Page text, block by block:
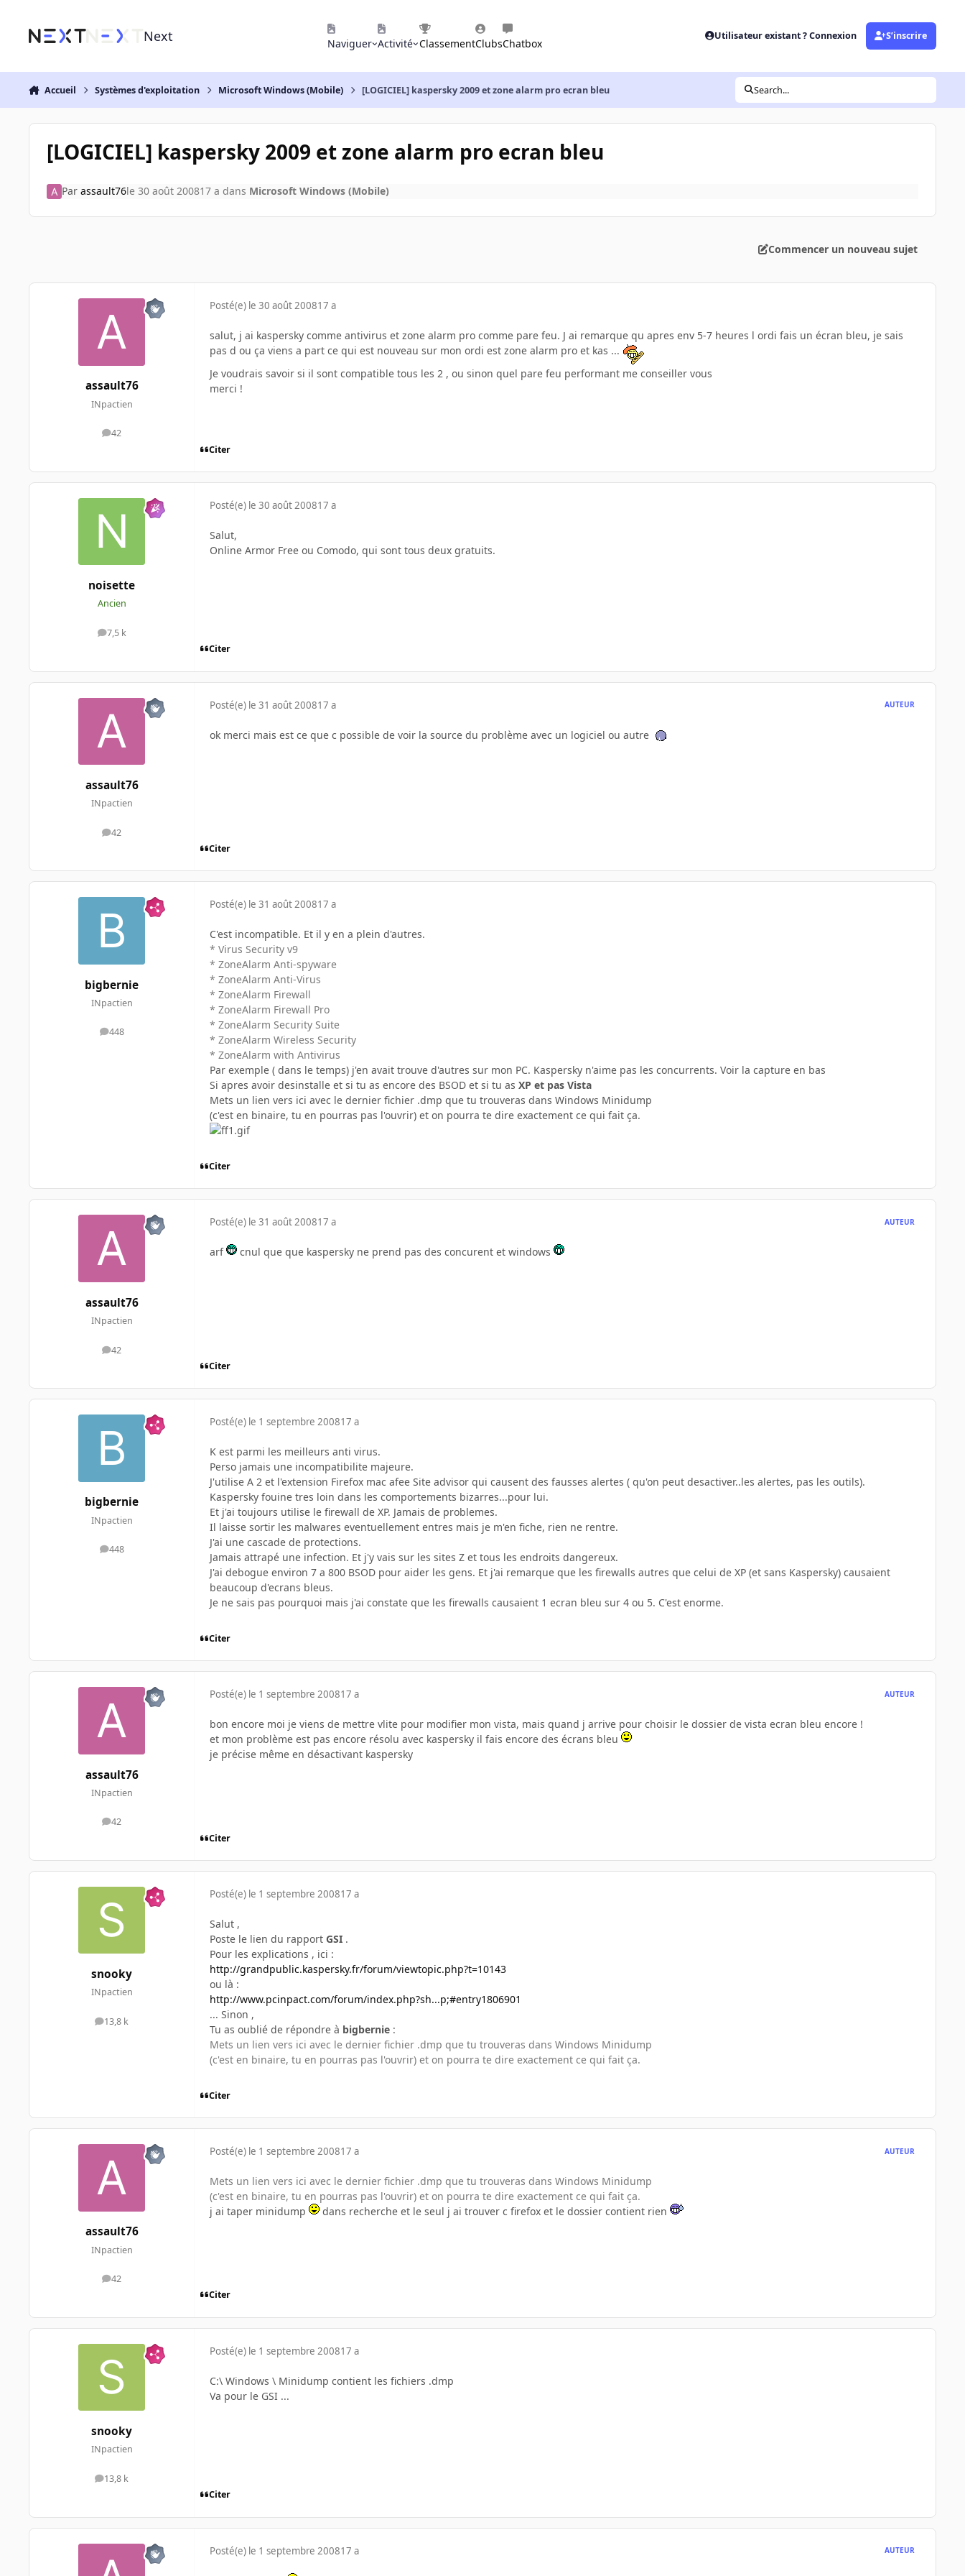
Next Naviguer Activité ClassementClubsChatbox
Utilisateur existant ? Connexion S’inscrire
Accueil Systèmes d'exploitation Microsoft Windows (Mobile) [LOGICIEL] kaspersky 2009 et zone alarm pro ecran bleu Search...
[LOGICIEL] kaspersky 2009 et zone alarm pro ecran bleu
Par assault76le 30 août 200817 a dans Microsoft Windows (Mobile)
Commencer un nouveau sujet
assault76
INpactien
42
messages
Posté(e) le 30 août 200817 a
salut, j ai kaspersky comme antivirus et zone alarm pro comme pare feu. J ai remarque qu apres env 5-7 heures l ordi fais un écran bleu, je sais
pas d ou ça viens a part ce qui est nouveau sur mon ordi est zone alarm pro et kas ...
Je voudrais savoir si il sont compatible tous les 2 , ou sinon quel pare feu performant me conseiller vous
merci !
Citer
noisette
Ancien
7,5 k
messages
Posté(e) le 30 août 200817 a
Salut,
Online Armor Free ou Comodo, qui sont tous deux gratuits.
Citer
assault76
INpactien
42
messages
Posté(e) le 31 août 200817 a AUTEUR
ok merci mais est ce que c possible de voir la source du problème avec un logiciel ou autre
Citer
bigbernie
INpactien
448
messages
Posté(e) le 31 août 200817 a
C'est incompatible. Et il y en a plein d'autres.
* Virus Security v9
* ZoneAlarm Anti-spyware
* ZoneAlarm Anti-Virus
* ZoneAlarm Firewall
* ZoneAlarm Firewall Pro
* ZoneAlarm Security Suite
* ZoneAlarm Wireless Security
* ZoneAlarm with Antivirus
Par exemple ( dans le temps) j'en avait trouve d'autres sur mon PC. Kaspersky n'aime pas les concurrents. Voir la capture en bas
Si apres avoir desinstalle et si tu as encore des BSOD et si tu as XP et pas Vista
Mets un lien vers ici avec le dernier fichier .dmp que tu trouveras dans Windows Minidump
(c'est en binaire, tu en pourras pas l'ouvrir) et on pourra te dire exactement ce qui fait ça.
Citer
assault76
INpactien
42
messages
Posté(e) le 31 août 200817 a AUTEUR
arf cnul que que kaspersky ne prend pas des concurent et windows
Citer
bigbernie
INpactien
448
messages
Posté(e) le 1 septembre 200817 a
K est parmi les meilleurs anti virus.
Perso jamais une incompatibilite majeure.
J'utilise A 2 et l'extension Firefox mac afee Site advisor qui causent des fausses alertes ( qu'on peut desactiver..les alertes, pas les outils).
Kaspersky fouine tres loin dans les comportements bizarres...pour lui.
Et j'ai toujours utilise le firewall de XP. Jamais de problemes.
Il laisse sortir les malwares eventuellement entres mais je m'en fiche, rien ne rentre.
J'ai une cascade de protections.
Jamais attrapé une infection. Et j'y vais sur les sites Z et tous les endroits dangereux.
J'ai debogue environ 7 a 800 BSOD pour aider les gens. Et j'ai remarque que les firewalls autres que celui de XP (et sans Kaspersky) causaient
beaucoup d'ecrans bleus.
Je ne sais pas pourquoi mais j'ai constate que les firewalls causaient 1 ecran bleu sur 4 ou 5. C'est enorme.
Citer
assault76
INpactien
42
messages
Posté(e) le 1 septembre 200817 a AUTEUR
bon encore moi je viens de mettre vlite pour modifier mon vista, mais quand j arrive pour choisir le dossier de vista ecran bleu encore !
et mon problème est pas encore résolu avec kaspersky il fais encore des écrans bleu
je précise même en désactivant kaspersky
Citer
snooky
INpactien
13,8 k
messages
Posté(e) le 1 septembre 200817 a
Salut ,
Poste le lien du rapport GSI .
Pour les explications , ici :
http://grandpublic.kaspersky.fr/forum/viewtopic.php?t=10143
ou là :
http://www.pcinpact.com/forum/index.php?sh...p;#entry1806901
... Sinon ,
Tu as oublié de répondre à bigbernie :
Mets un lien vers ici avec le dernier fichier .dmp que tu trouveras dans Windows Minidump
(c'est en binaire, tu en pourras pas l'ouvrir) et on pourra te dire exactement ce qui fait ça.
Citer
assault76
INpactien
42
messages
Posté(e) le 1 septembre 200817 a AUTEUR
Mets un lien vers ici avec le dernier fichier .dmp que tu trouveras dans Windows Minidump
(c'est en binaire, tu en pourras pas l'ouvrir) et on pourra te dire exactement ce qui fait ça.
j ai taper minidump
dans recherche et le seul j ai trouver c firefox et le dossier contient rien
Citer
snooky
INpactien
13,8 k
messages
Posté(e) le 1 septembre 200817 a
C:\ Windows \ Minidump contient les fichiers .dmp
Va pour le GSI ...
Citer
Posté(e) le 1 septembre 200817 a AUTEUR